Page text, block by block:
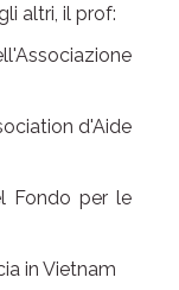
altri, il prof:
d'Aide
Fondo per le
in Vietnam